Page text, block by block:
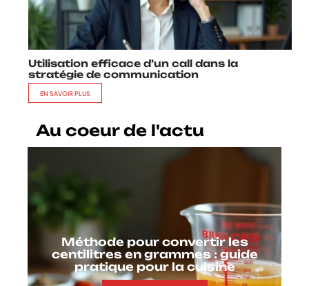
Utilisation efficace d’un call dans la
stratégie de communication
EN SAVOIR PLUS
Au coeur de l'actu
Méthode pour convertir les
centilitres en grammes : guide
pratique pour la cuisine